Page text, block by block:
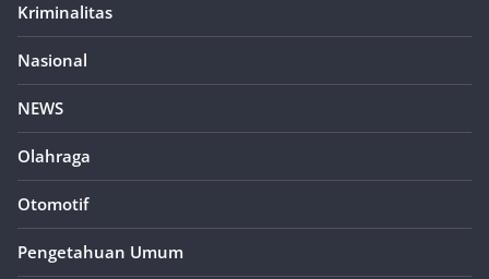
Kriminalitas
Nasional
NEWS
Olahraga
Otomotif
Pengetahuan Umum